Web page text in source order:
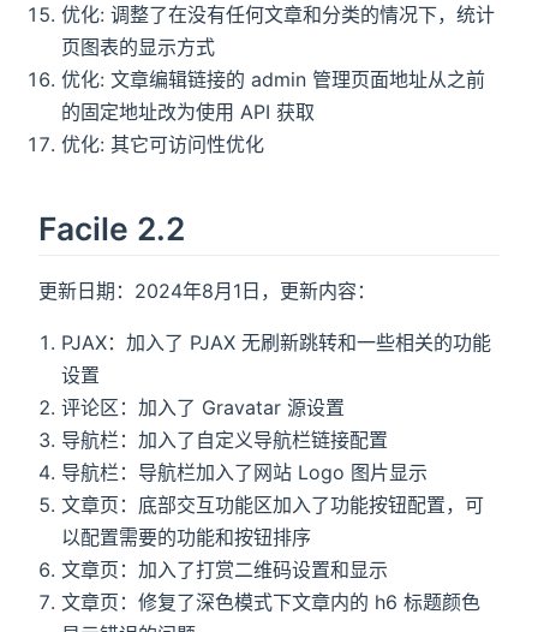
优化: 调整了在没有任何文章和分类的情况下，统计
页图表的显示方式
优化: 文章编辑链接的 admin 管理页面地址从之前
的固定地址改为使用 API 获取
优化: 其它可访问性优化
Facile 2.2
更新日期：2024年8月1日，更新内容：
PJAX：加入了 PJAX 无刷新跳转和一些相关的功能
设置
评论区：加入了 Gravatar 源设置
导航栏：加入了自定义导航栏链接配置
导航栏：导航栏加入了网站 Logo 图片显示
文章页：底部交互功能区加入了功能按钮配置，可
以配置需要的功能和按钮排序
文章页：加入了打赏二维码设置和显示
文章页：修复了深色模式下文章内的 h6 标题颜色